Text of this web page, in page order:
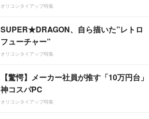
オリコンタイアップ特集
SUPER★DRAGON、自ら描いた”レトロ
フューチャー”
オリコンタイアップ特集
【驚愕】メーカー社員が推す「10万円台」
神コスパPC
オリコンタイアップ特集